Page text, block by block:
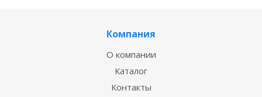
Компания
О компании
Каталог
Контакты